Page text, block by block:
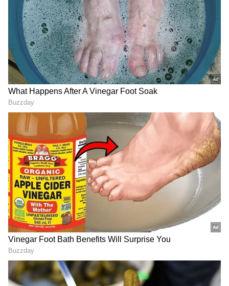
Image Credit :Others
ಪಾಸಿಟಿವ್ ವೈಬ್
ಕಾಕ್ಟೇಲ್ 2 ಚಿತ್ರ ತೆರೆಕಂಡಾಗಿನಿಂದ, ದಿಯಾ ಪಾತ್ರಕ್ಕೆ
ಸಹಜವಾದ ಸೌಂದರ್ಯವನ್ನು ತಂದಿದ್ದಕ್ಕಾಗಿ ವೀಕ್ಷಕರು ರಶ್ಮಿಕಾ
ಮಂದಣ್ಣ ಅವರನ್ನು ಹೊಗಳುತ್ತಿದ್ದಾರೆ. ಅವರ ಇರುವಿಕೆಯೇ
ಚಿತ್ರಕ್ಕೆ ಪಾಸಿಟಿವ್ ವೈಬ್ ನೀಡುತ್ತದೆ ಎಂದು ಹಲವು
ಅಭಿಮಾನಿಗಳು ಹೇಳಿಕೊಂಡಿದ್ದಾರೆ. ರಶ್ಮಿಕಾ ಕಾಣಿಸಿಕೊಳ್ಳುವ
ಪ್ರತಿ ದೃಶ್ಯವೂ ಹೆಚ್ಚು ಆನಂದದಾಯಕವಾಗಿರುತ್ತದೆ ಎಂದು
ಪ್ರೇಕ್ಷಕರು ಅಭಿಪ್ರಾಯಪಟ್ಟಿದ್ದಾರೆ.